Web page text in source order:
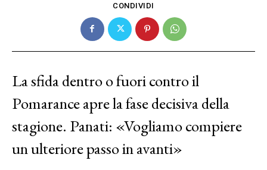
CONDIVIDI
La sfida dentro o fuori contro il
Pomarance apre la fase decisiva della
stagione. Panati: «Vogliamo compiere
un ulteriore passo in avanti»